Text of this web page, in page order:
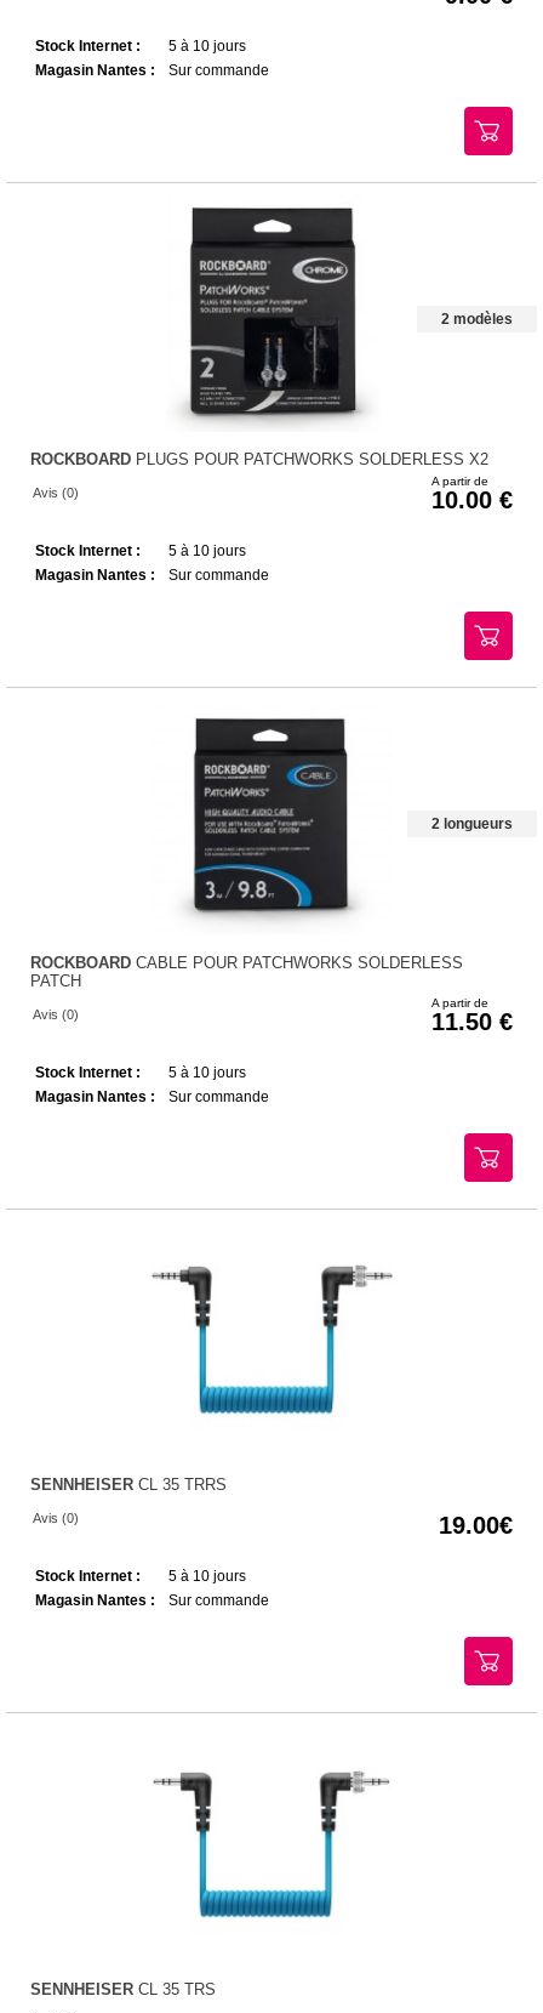
Stock Internet :
5 à 10 jours
Magasin Nantes :
Sur commande
2 modèles
ROCKBOARD PLUGS POUR PATCHWORKS SOLDERLESS X2
Avis (0)
A partir de
10.00
Stock Internet :
5 à 10 jours
Magasin Nantes :
Sur commande
2 longueurs
ROCKBOARD CABLE POUR PATCHWORKS SOLDERLESS
PATCH
Avis (0)
A partir de
11.50
Stock Internet :
5 à 10 jours
Magasin Nantes :
Sur commande
SENNHEISER CL 35 TRRS
Avis (0) 19.00
Stock Internet :
5 à 10 jours
Magasin Nantes :
Sur commande
SENNHEISER CL 35 TRS